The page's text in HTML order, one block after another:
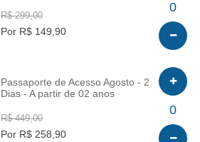
R$ 299,00
Por R$ 149,90
0
Passaporte de Acesso Agosto - 2
Dias - A partir de 02 anos
R$ 449,00
Por R$ 258,90
0